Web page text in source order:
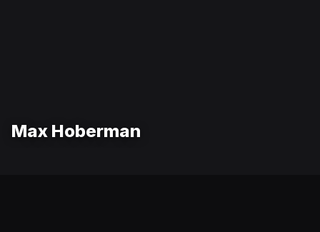
Max Hoberman